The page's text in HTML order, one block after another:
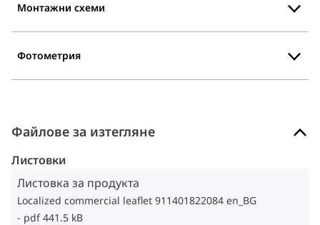
Монтажни схеми
Фотометрия
Файлове за изтегляне
Листовки
Листовка за продукта
Localized commercial leaflet 911401822084 en_BG
pdf 441.5 kB